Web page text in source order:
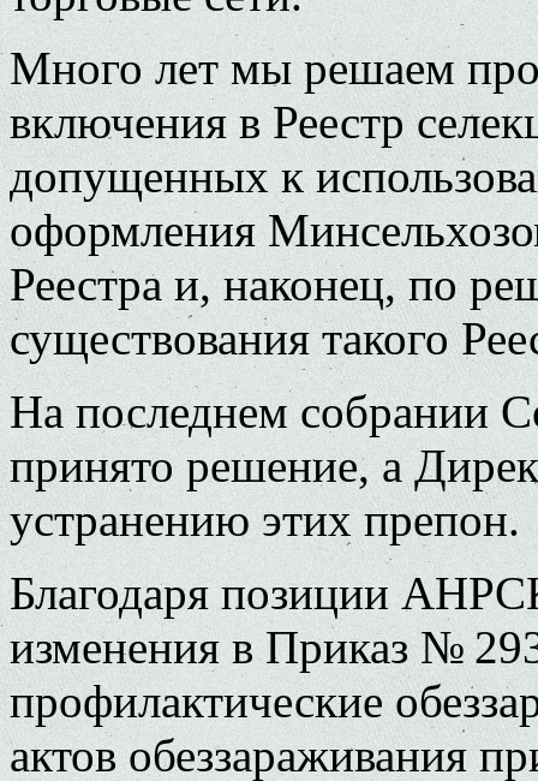
Много лет мы решаем
включения в Реестр
допущенных к
оформления
Реестра и, наконец, по
существования такого
На последнем собрании
принято решение, а
устранению этих препон.
Благодаря позиции
изменения в Приказ №
профилактические
актов обеззараживания